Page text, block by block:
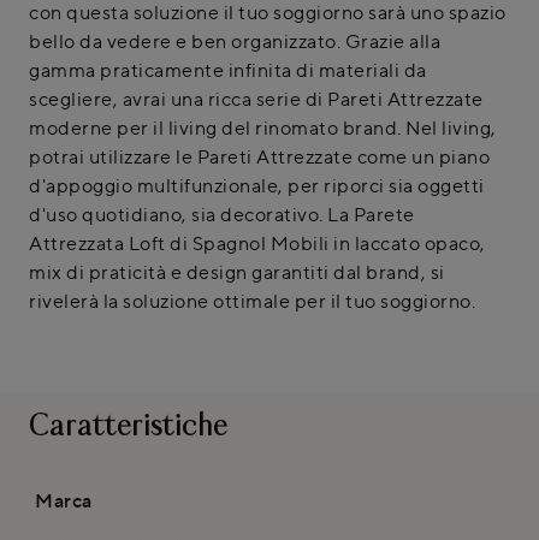
con questa soluzione il tuo soggiorno sarà uno spazio
bello da vedere e ben organizzato. Grazie alla
gamma praticamente infinita di materiali da
scegliere, avrai una ricca serie di Pareti Attrezzate
moderne per il living del rinomato brand. Nel living,
potrai utilizzare le Pareti Attrezzate come un piano
d'appoggio multifunzionale, per riporci sia oggetti
d'uso quotidiano, sia decorativo. La Parete
Attrezzata Loft di Spagnol Mobili in laccato opaco,
mix di praticità e design garantiti dal brand, si
rivelerà la soluzione ottimale per il tuo soggiorno.
Caratteristiche
Marca